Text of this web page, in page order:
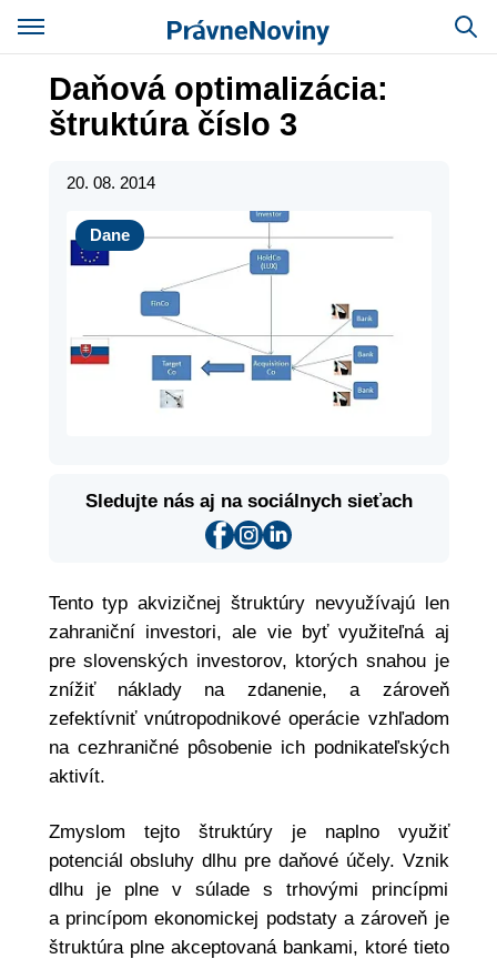
Daňová optimalizácia:
štruktúra číslo 3
20. 08. 2014
Dane
Dane
Sledujte nás aj na sociálnych sieťach
Tento typ akvizičnej štruktúry nevyužívajú len
zahraniční investori, ale vie byť využiteľná aj
pre slovenských investorov, ktorých snahou je
znížiť náklady na zdanenie, a zároveň
zefektívniť vnútropodnikové operácie vzhľadom
na cezhraničné pôsobenie ich podnikateľských
aktivít.
Zmyslom tejto štruktúry je naplno využiť
potenciál obsluhy dlhu pre daňové účely. Vznik
dlhu je plne v súlade s trhovými princípmi
a princípom ekonomickej podstaty a zároveň je
štruktúra plne akceptovaná bankami, ktoré tieto